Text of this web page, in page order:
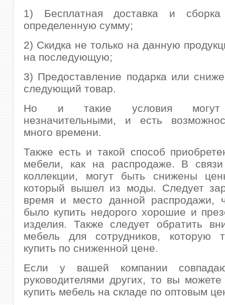
1) Бесплатная доставка и
определенную сумму;
2) Скидка не только на данную
на последующую;
3) Предоставление подарка или
следующий товар.
Но и такие условия могут
незначительными, и есть
много времени.
Также есть и такой способ
мебели, как на распродаже. В
коллекции, могут быть снижены
который вышел из моды. Следует
время и место данной распродажи,
было купить недорого хорошие и
изделия. Также следует обратить
мебель для сотрудников, которую
купить по сниженной цене.
Если у вашей компании
руководителями других, то вы можете
купить мебель на складе по оптовым